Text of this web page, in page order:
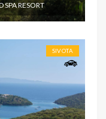
SPA RESORT
SIVOTA